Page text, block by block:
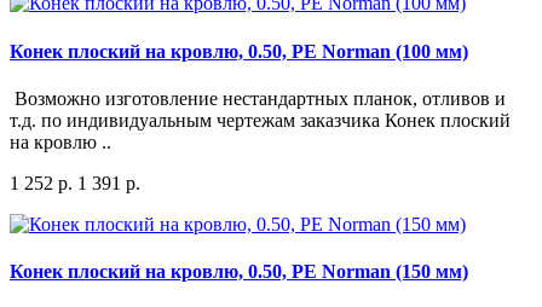
Конек плоский на кровлю, 0.50, PE Norman (100 мм)
Возможно изготовление нестандартных планок, отливов и
т.д. по индивидуальным чертежам заказчика Конек плоский
на кровлю ..
1 252 р. 1 391 р.
Конек плоский на кровлю, 0.50, PE Norman (150 мм)